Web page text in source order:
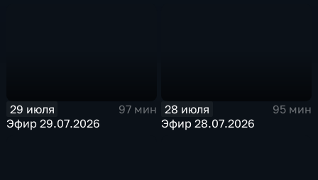
29 июля
97 мин
Эфир 29.07.2026
28 июля
95 мин
Эфир 28.07.2026